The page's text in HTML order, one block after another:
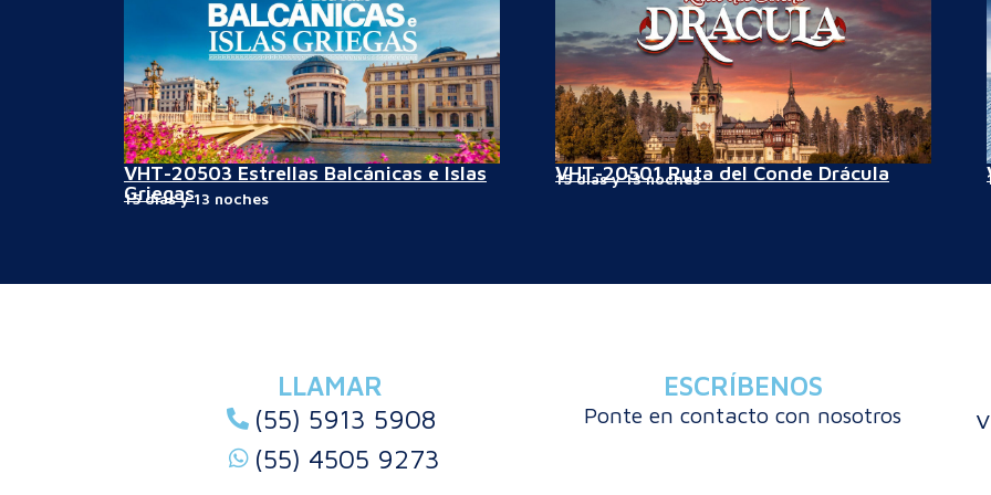
VHT-20503 Estrellas Balcánicas e Islas
Griegas
15 días y 13 noches
VHT-20501 Ruta del Conde Drácula
15 días y 13 noches
LLAMAR
(55) 5913 5908
(55) 4505 9273
ESCRÍBENOS
Ponte en contacto con nosotros